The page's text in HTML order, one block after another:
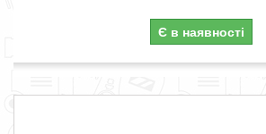
Є в наявності